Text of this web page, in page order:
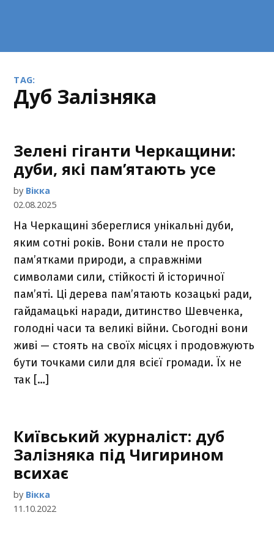
TAG:
Дуб Залізняка
Зелені гіганти Черкащини:
дуби, які пам’ятають усе
by Вікка
02.08.2025
На Черкащині збереглися унікальні дуби,
яким сотні років. Вони стали не просто
пам’ятками природи, а справжніми
символами сили, стійкості й історичної
пам’яті. Ці дерева пам’ятають козацькі ради,
гайдамацькі наради, дитинство Шевченка,
голодні часи та великі війни. Сьогодні вони
живі — стоять на своїх місцях і продовжують
бути точками сили для всієї громади. Їх не
так […]
Київський журналіст: дуб
Залізняка під Чигирином
всихає
by Вікка
11.10.2022